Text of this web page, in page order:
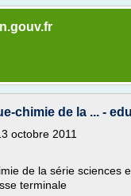
chimie de la ... -
octobre 2011
de la série sciences
terminale